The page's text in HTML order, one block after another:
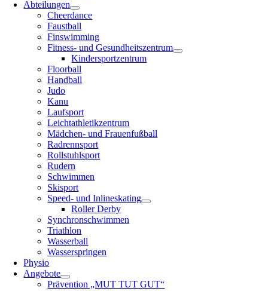
Abteilungen
Cheerdance
Faustball
Finswimming
Fitness- und Gesundheitszentrum
Kindersportzentrum
Floorball
Handball
Judo
Kanu
Laufsport
Leichtathletikzentrum
Mädchen- und Frauenfußball
Radrennsport
Rollstuhlsport
Rudern
Schwimmen
Skisport
Speed- und Inlineskating
Roller Derby
Synchronschwimmen
Triathlon
Wasserball
Wasserspringen
Physio
Angebote
Prävention „MUT TUT GUT“